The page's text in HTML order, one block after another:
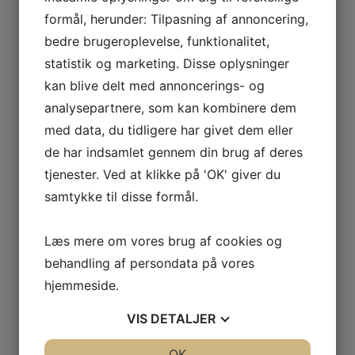
håndtere tunge møbler eller store kasser selv.
professionelt flyttefirma i København
har også
erfaring med at navigere i byens travle gader og smalle
opgange. De ved, hvordan man bedst pakker og
transporterer møbler og ejendele gennem trange
passager og smalle døråbninger. Dette kan være en
stor fordel, da det kan være en udfordring at flytte i en
storby som København.
Når du hyrer et professionelt flyttefirma i København,
kan du også være sikker på, at dine ejendele bliver
behandlet med omhu og respekt. De professionelle
ejendele under transport, så du undgår skader og
ødelæggelser.
formål, herunder: Tilpasning af annoncering,
bedre brugeroplevelse, funktionalitet,
statistik og marketing. Disse oplysninger
kan blive delt med annoncerings- og
analysepartnere, som kan kombinere dem
med data, du tidligere har givet dem eller
de har indsamlet gennem din brug af deres
tjenester. Ved at klikke på 'OK' giver du
samtykke til disse formål.
Læs mere om vores brug af cookies og
behandling af persondata på vores
hjemmeside.
VIS DETALJER